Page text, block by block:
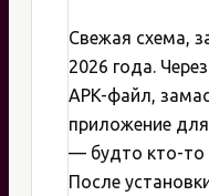
Свежая схема,
2026 года.
APK-файл,
приложение
— будто кто-то
После